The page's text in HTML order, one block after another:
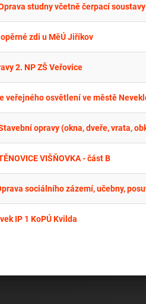
studny včetně čerpací
zdi u MěÚ Jiříkov
2. NP ZŠ Veřovice
veřejného osvětlení ve městě
opravy (okna, dveře, vrata,
VIŠŇOVKA - část B
sociálního zázemí, učebny,
IP 1 KoPÚ Kvilda